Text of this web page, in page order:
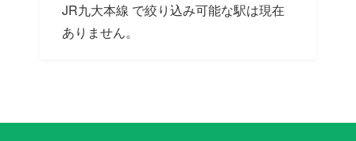
JR九大本線 で絞り込み可能な駅は現在
ありません。